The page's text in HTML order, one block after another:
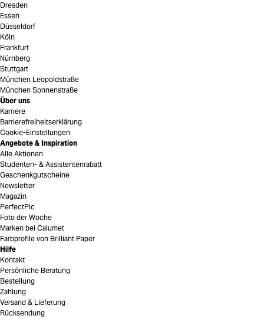
Dresden
Essen
Düsseldorf
Köln
Frankfurt
Nürnberg
Stuttgart
München Leopoldstraße
München Sonnenstraße
Über uns
Karriere
Barrierefreiheitserklärung
Cookie-Einstellungen
Angebote & Inspiration
Alle Aktionen
Studenten- & Assistentenrabatt
Geschenkgutscheine
Newsletter
Magazin
PerfectPic
Foto der Woche
Marken bei Calumet
Farbprofile von Brilliant Paper
Hilfe
Kontakt
Persönliche Beratung
Bestellung
Zahlung
Versand & Lieferung
Rücksendung